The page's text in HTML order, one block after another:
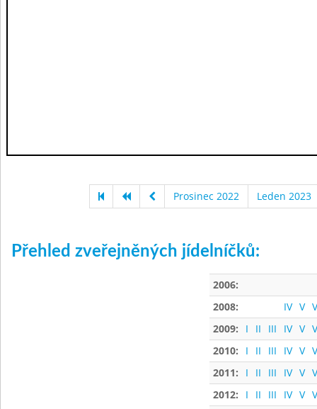
Prosinec 2022 Leden 2023
Přehled zveřejněných jídelníčků:
2006:
2008:
IV V
2009:
I II III IV V
2010:
I II III IV V
2011:
I II III IV V
2012:
I II III IV V